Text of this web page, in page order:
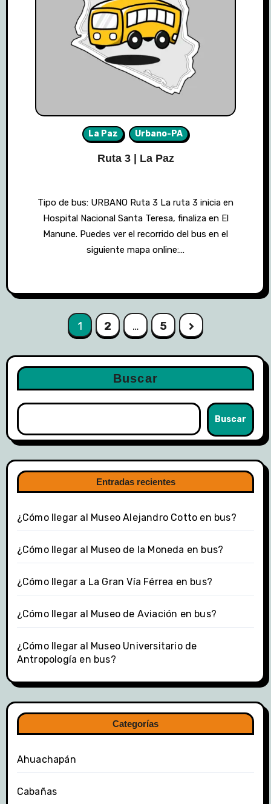
La Paz Urbano-PA
Ruta 3 | La Paz
Tipo de bus: URBANO Ruta 3 La ruta 3 inicia en
Hospital Nacional Santa Teresa, finaliza en El
Manune. Puedes ver el recorrido del bus en el
siguiente mapa online:…
Paginación
entradas
1 2 … 5
Buscar
Buscar
Entradas recientes
¿Cómo llegar al Museo Alejandro Cotto en bus?
¿Cómo llegar al Museo de la Moneda en bus?
¿Cómo llegar a La Gran Vía Férrea en bus?
¿Cómo llegar al Museo de Aviación en bus?
¿Cómo llegar al Museo Universitario de
Antropología en bus?
Categorías
Ahuachapán
Cabañas